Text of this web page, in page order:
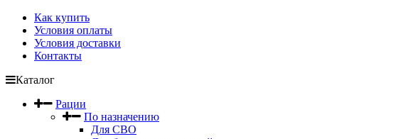
Как купить
Условия оплаты
Условия доставки
Контакты
Каталог
Рации
По назначению
Для СВО